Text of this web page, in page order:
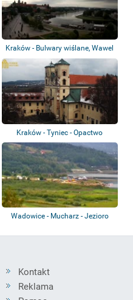
Kraków - Bulwary wiślane, Wawel
Kraków - Tyniec - Opactwo
Benedyktynów
Wadowice - Mucharz - Jezioro
Kontakt
Reklama